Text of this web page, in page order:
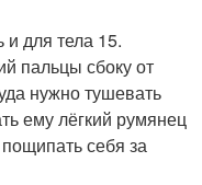
и для тела 15.
пальцы сбоку от
нужно тушевать
ему лёгкий румянец
себя за